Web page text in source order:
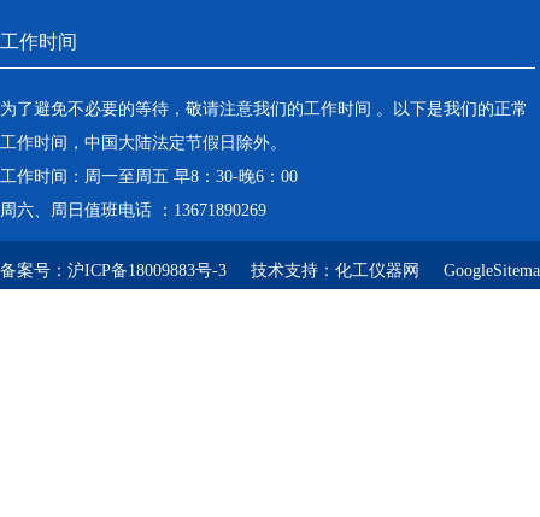
工作时间
为了避免不必要的等待，敬请注意我们的工作时间 。以下是我们的正常
工作时间，中国大陆法定节假日除外。
工作时间：周一至周五 早8：30-晚6：00
周六、周日值班电话 ：13671890269
备案号： 沪ICP备18009883号-3 技术支持： 化工仪器网